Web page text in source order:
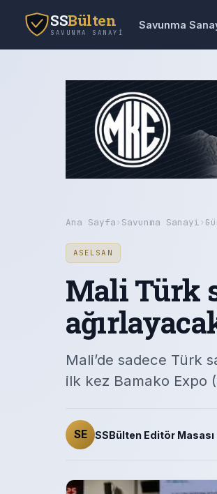
SSBülten
SAVUNMA SANAYI
Savunma
Ana Sayfa› Savunma Sanayi›
ASELSAN
Mali Türk
Mali’de sadece Türk
ilk kez Bamako Expo
SE SSBülten Editör Masası